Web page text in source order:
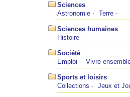
Sciences
Astronomie
Terre
Sciences humaines
Histoire
Société
Emploi
Vivre
Sports et loisirs
Collections
Jeux et